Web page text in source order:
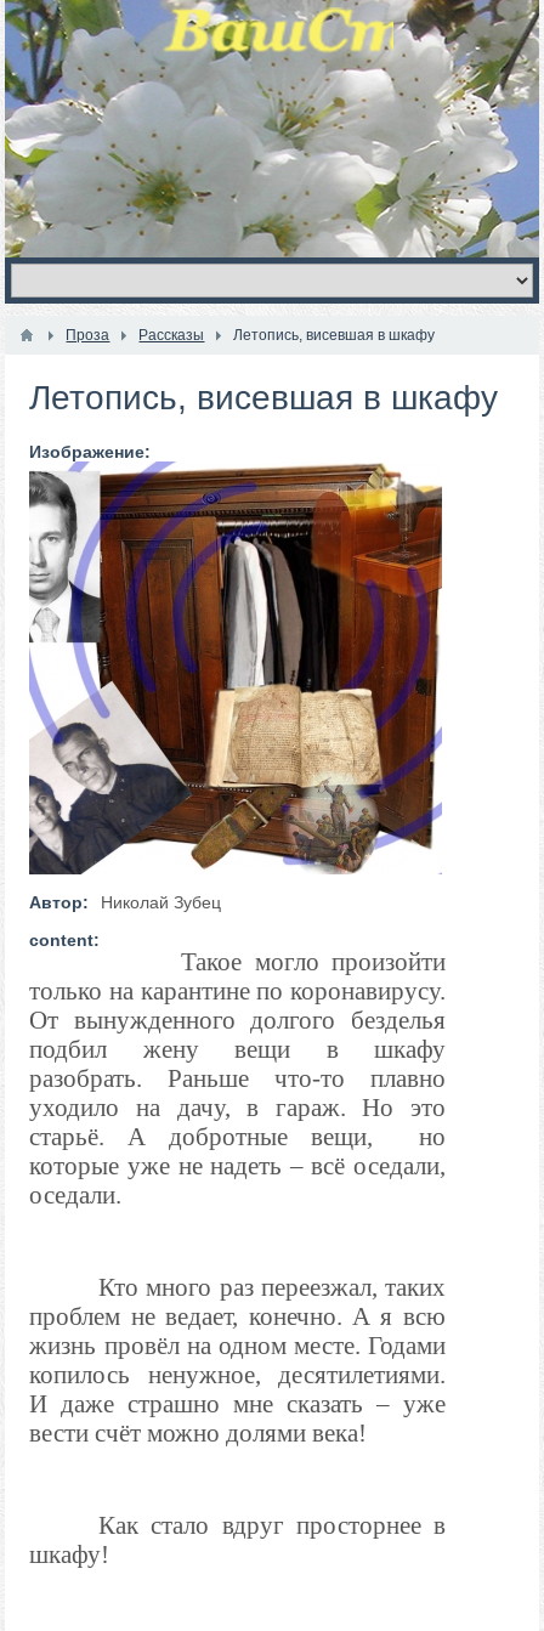
Проза Рассказы Летопись, висевшая в шкафу
Летопись, висевшая в шкафу
Изображение:
Автор:
Николай Зубец
content:
Такое могло произойти
только на карантине по коронавирусу.
От вынужденного долгого безделья
подбил жену вещи в шкафу
разобрать. Раньше что-то плавно
уходило на дачу, в гараж. Но это
старьё. А добротные вещи,
но
которые уже не надеть – всё оседали,
оседали.
Кто много раз переезжал, таких
проблем не ведает, конечно. А я всю
жизнь провёл на одном месте. Годами
копилось ненужное, десятилетиями.
И даже страшно мне сказать – уже
вести счёт можно долями века!
Как стало вдруг просторнее в
шкафу!